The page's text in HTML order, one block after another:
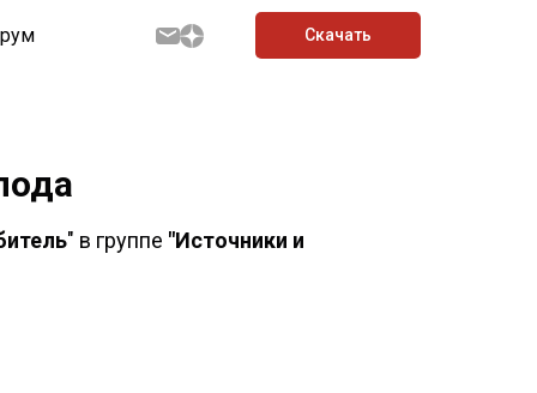
Скачать
" в группе "Источники и